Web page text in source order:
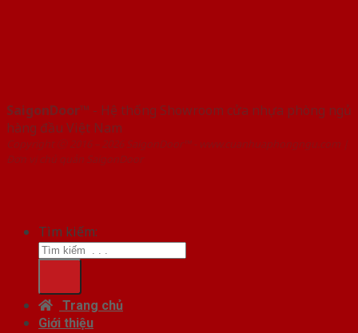
SaigonDoor™ - Hệ thống Showroom cửa nhựa phòng ngủ
hàng đầu Việt Nam
Copyright ⓒ 2016 – 2026 SaigonDoor™ - www.cuanhuaphongngu.com |
Đơn vị chủ quản SaigonDoor
Tìm kiếm:
Trang chủ
Giới thiệu